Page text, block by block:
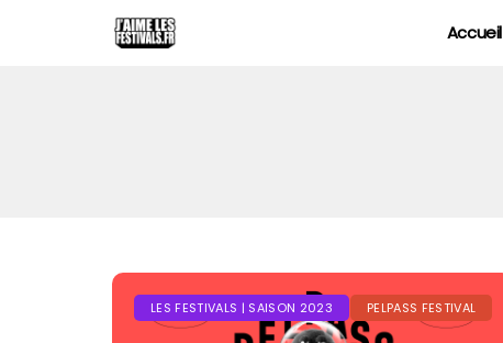
Accueil
LES FESTIVALS | SAISON 2023 PELPASS FESTIVAL